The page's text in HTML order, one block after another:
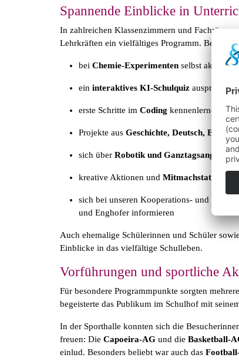
Spannende Einblicke in
In zahlreichen Klassenzimmern und
Lehrkräften ein vielfältiges Programm.
bei Chemie-Experimenten selbst aktiv
ein interaktives KI-Schulquiz ausprobieren
erste Schritte im Coding kennenlernen
Projekte aus Geschichte, Deutsch, Ethik
sich über Robotik und Ganztagsangebote
kreative Aktionen und Mitmachstationen
sich bei unseren Kooperations- und
und Enghofer informieren
Auch ehemalige Schülerinnen und Schüler
Einblicke in das vielfältige Schulleben.
Vorführungen und sportliche
Für besondere Programmpunkte sorgten
begeisterte das Publikum im Schulhof mit
In der Sporthalle konnten sich die
freuen: Die Capoeira-AG und die Basketball-
einlud. Besonders beliebt war auch das